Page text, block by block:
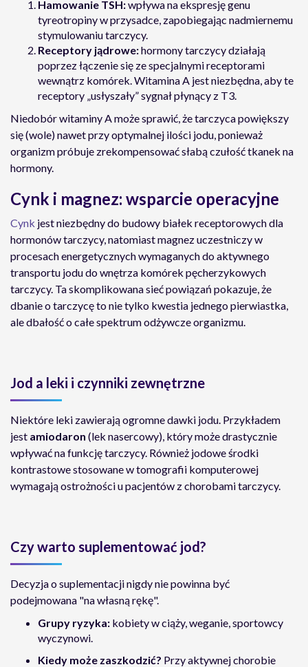
Hamowanie TSH:wpływa na ekspresję genu
tyreotropiny w przysadce, zapobiegając nadmiernemu
stymulowaniu tarczycy.
Receptory jądrowe:hormony tarczycy działają
poprzez łączenie się ze specjalnymi receptorami
wewnątrz komórek. Witamina A jest niezbędna, aby te
receptory „usłyszały” sygnał płynący z T3.
Niedobór witaminy A może sprawić, że tarczyca powiększy
się (wole) nawet przy optymalnej ilości jodu, ponieważ
organizm próbuje zrekompensować słabą czułość tkanek na
hormony.
Cynk i magnez: wsparcie operacyjne
Cynk jest niezbędny do budowy białek receptorowych dla
hormonów tarczycy, natomiast magnez uczestniczy w
procesach energetycznych wymaganych do aktywnego
transportu jodu do wnętrza komórek pęcherzykowych
tarczycy. Ta skomplikowana sieć powiązań pokazuje, że
dbanie o tarczycę to nie tylko kwestia jednego pierwiastka,
ale dbałość o całe spektrum odżywcze organizmu.
Jod a leki i czynniki zewnętrzne
Niektóre leki zawierają ogromne dawki jodu. Przykładem
jest amiodaron (lek nasercowy), który może drastycznie
wpływać na funkcję tarczycy. Również jodowe środki
kontrastowe stosowane w tomografii komputerowej
wymagają ostrożności u pacjentów z chorobami tarczycy.
Czy warto suplementować jod?
Decyzja o suplementacji nigdy nie powinna być
podejmowana "na własną rękę".
Grupy ryzyka: kobiety w ciąży, weganie, sportowcy
wyczynowi.
Kiedy może zaszkodzić? Przy aktywnej chorobie